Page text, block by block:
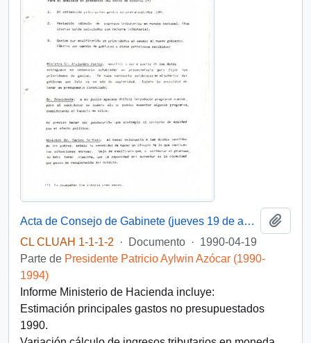
Acta de Consejo de Gabinete (jueves 19 de abril 1990)
CL CLUAH 1-1-1-2
· Documento · 1990-04-19
Parte de Presidente Patricio Aylwin Azócar (1990-
1994)
Informe Ministerio de Hacienda incluye:
Estimación principales gastos no presupuestados
1990.